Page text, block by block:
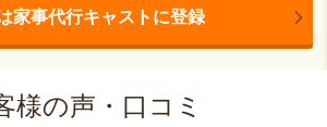
家事代行キャストに登録
様の声・口コミ